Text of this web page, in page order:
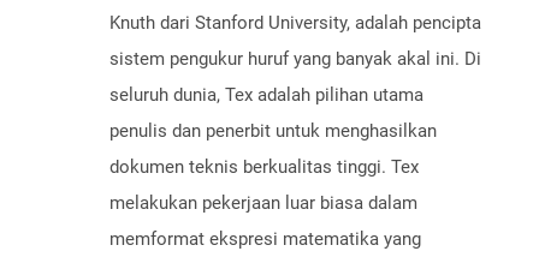
Knuth dari Stanford University, adalah pencipta
sistem pengukur huruf yang banyak akal ini. Di
seluruh dunia, Tex adalah pilihan utama
penulis dan penerbit untuk menghasilkan
dokumen teknis berkualitas tinggi. Tex
melakukan pekerjaan luar biasa dalam
memformat ekspresi matematika yang